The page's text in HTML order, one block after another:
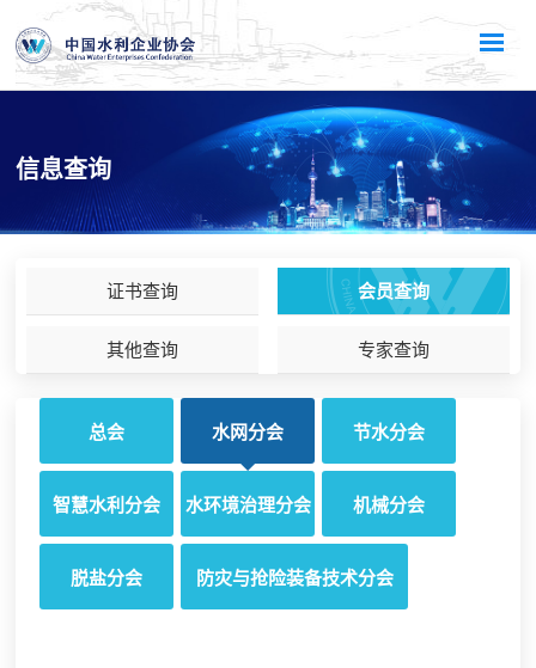
信息查询
证书查询 会员查询
其他查询 专家查询
总会 水网分会 节水分会
智慧水利分会 水环境治理分会 机械分会
脱盐分会 防灾与抢险装备技术分会